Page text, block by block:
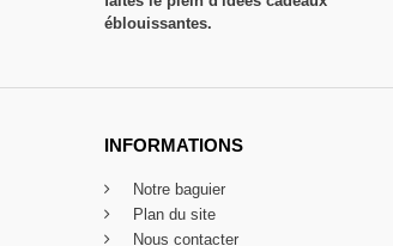
éblouissantes.
INFORMATIONS
Notre baguier
Plan du site
Nous contacter